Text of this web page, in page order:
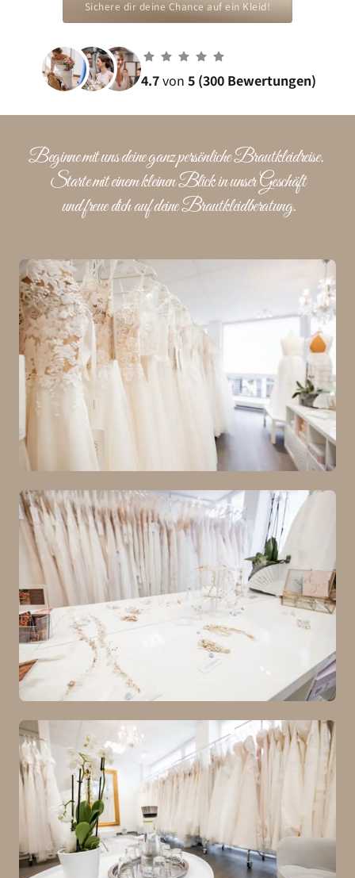
Sichere dir deine Chance auf ein Kleid!
4.7 von 5 (300 Bewertungen)
Beginne mit uns deine ganz persönliche Brautkleidreise.
Starte mit einem kleinen Blick in unser Geschäft
und freue dich auf deine Brautkleidberatung.